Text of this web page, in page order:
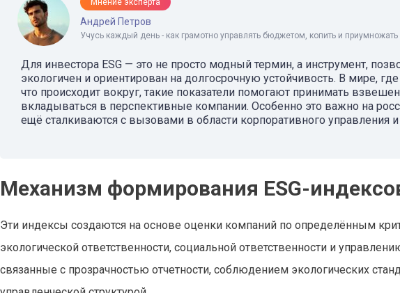
Мнение эксперта
Андрей Петров
Учусь каждый день - как грамотно управлять бюджетом, копить и приумножать
Для инвестора ESG — это не просто модный термин, а инструмент,
экологичен и ориентирован на долгосрочную устойчивость. В мире,
что происходит вокруг, такие показатели помогают принимать
вкладываться в перспективные компании. Особенно это важно на
ещё сталкиваются с вызовами в области корпоративного управления и
Механизм формирования ESG-
Эти индексы создаются на основе оценки компаний по определённым
экологической ответственности, социальной ответственности и
связанные с прозрачностью отчетности, соблюдением экологических